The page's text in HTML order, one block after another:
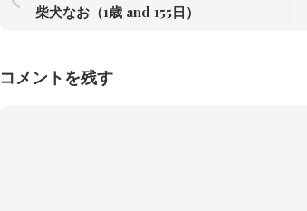
柴犬なお（1歳 and 155日）
コメントを残す